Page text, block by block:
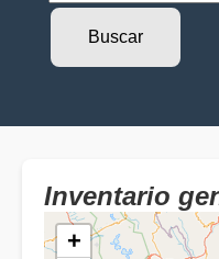
Inventario
+